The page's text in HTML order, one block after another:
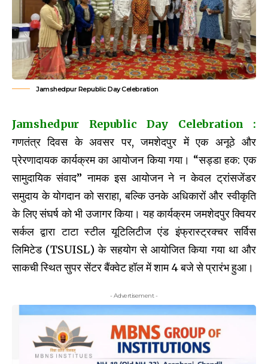
Jamshedpur Republic Day Celebration
Jamshedpur Republic Day Celebration :
गणतंत्र दिवस के अवसर पर, जमशेदपुर में एक अनूठे और
प्रेरणादायक कार्यक्रम का आयोजन किया गया। “सड्डा हक: एक
सामुदायिक संवाद” नामक इस आयोजन ने न केवल ट्रांसजेंडर
समुदाय के योगदान को सराहा, बल्कि उनके अधिकारों और स्वीकृति
के लिए संघर्ष को भी उजागर किया। यह कार्यक्रम जमशेदपुर क्वियर
सर्कल द्वारा टाटा स्टील यूटिलिटीज एंड इंफ्रास्ट्रक्चर सर्विस
लिमिटेड (TSUISL) के सहयोग से आयोजित किया गया था और
साकची स्थित सुपर सेंटर बैंक्वेट हॉल में शाम 4 बजे से प्रारंभ हुआ।
- Advertisement -